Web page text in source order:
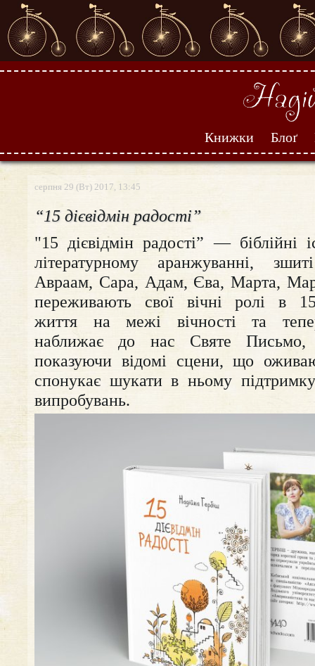
Книжки Блоґ
серпня 29 (Вт) 2017, 13:45
“15 дієвідмін радості”
"15 дієвідмін радості” — біблійні
літературному аранжуванні,
Авраам, Сара, Адам, Єва, Марта,
переживають свої вічні ролі в
життя на межі вічності та
наближає до нас Святе
показуючи відомі сцени, що
спонукає шукати в ньому
випробувань.